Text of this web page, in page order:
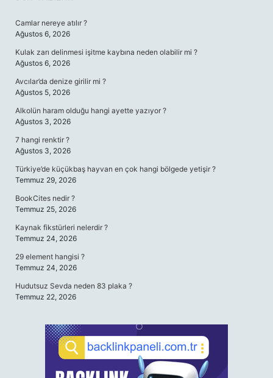
SIDEBAR
Camlar nereye atılır ?
Ağustos 6, 2026
Kulak zarı delinmesi işitme kaybına neden olabilir mi ?
Ağustos 6, 2026
Avcılar’da denize girilir mi ?
Ağustos 5, 2026
Alkolün haram olduğu hangi ayette yazıyor ?
Ağustos 3, 2026
7 hangi renktir ?
Ağustos 3, 2026
Türkiye’de küçükbaş hayvan en çok hangi bölgede yetişir ?
Temmuz 29, 2026
BookCites nedir ?
Temmuz 25, 2026
Kaynak fikstürleri nelerdir ?
Temmuz 24, 2026
29 element hangisi ?
Temmuz 24, 2026
Hudutsuz Sevda neden 83 plaka ?
Temmuz 22, 2026